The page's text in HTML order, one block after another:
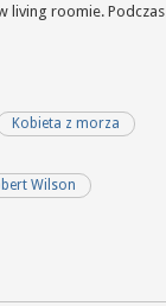
living roomie. Podczas
Kobieta z morza
Wilson